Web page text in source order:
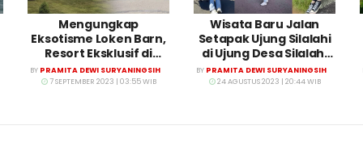
Mengungkap
Eksotisme Loken Barn,
Resort Eksklusif di
Tongging!
BY PRAMITA DEWI SURYANINGSIH
7 SEPTEMBER 2023 | 03:55 WIB
Wisata Baru Jalan
Setapak Ujung Silalahi
di Ujung Desa Silalahi
yang Sedang Viral
BY PRAMITA DEWI SURYANINGSIH
24 AGUSTUS 2023 | 20:44 WIB